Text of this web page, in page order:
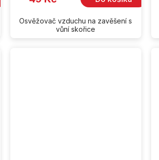
Osvěžovač vzduchu na zavěšení s
vůní skořice